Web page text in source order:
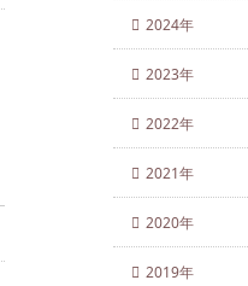
2024年
2023年
2022年
2021年
2020年
2019年